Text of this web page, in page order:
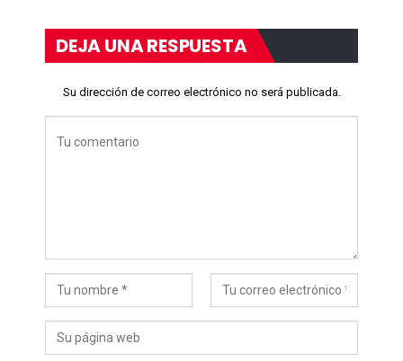
DEJA UNA RESPUESTA
Su dirección de correo electrónico no será publicada.